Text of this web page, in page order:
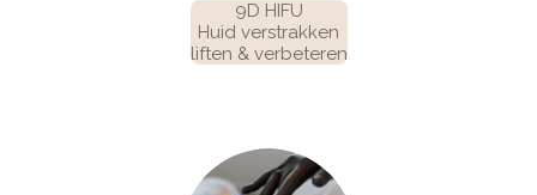
9D HIFU
Huid verstrakken
liften & verbeteren